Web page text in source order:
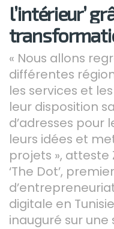
l’intérieur’
« Nous allons
différentes
les services et
leur disposition
d’adresses pour
leurs idées et
projets », atteste
‘The Dot’,
digitale en
inauguré sur une